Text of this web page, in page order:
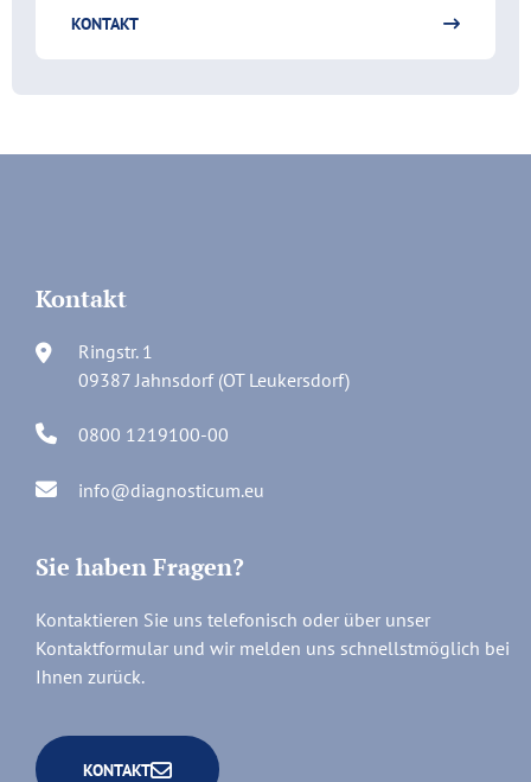
KONTAKT
Kontakt
Ringstr. 1
09387 Jahnsdorf (OT Leukersdorf)
0800 1219100-00
info@diagnosticum.eu
Sie haben Fragen?
Kontaktieren Sie uns telefonisch oder über unser
Kontaktformular und wir melden uns schnellstmöglich bei
Ihnen zurück.
KONTAKT